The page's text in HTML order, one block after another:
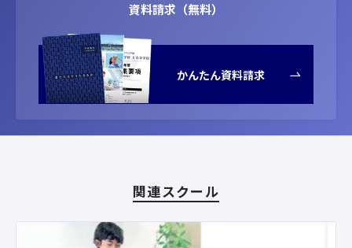
資料請求（無料）
かんたん資料請求
関連スクール